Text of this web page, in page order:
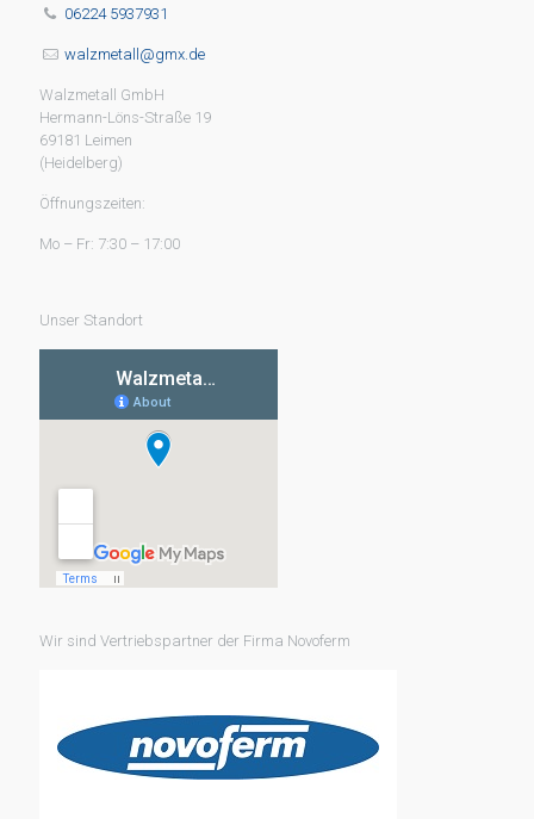
06224 5937931
walzmetall@gmx.de
Walzmetall GmbH
Hermann-Löns-Straße 19
69181 Leimen
(Heidelberg)
Öffnungszeiten:
Mo – Fr: 7:30 – 17:00
Unser Standort
Wir sind Vertriebspartner der Firma Novoferm